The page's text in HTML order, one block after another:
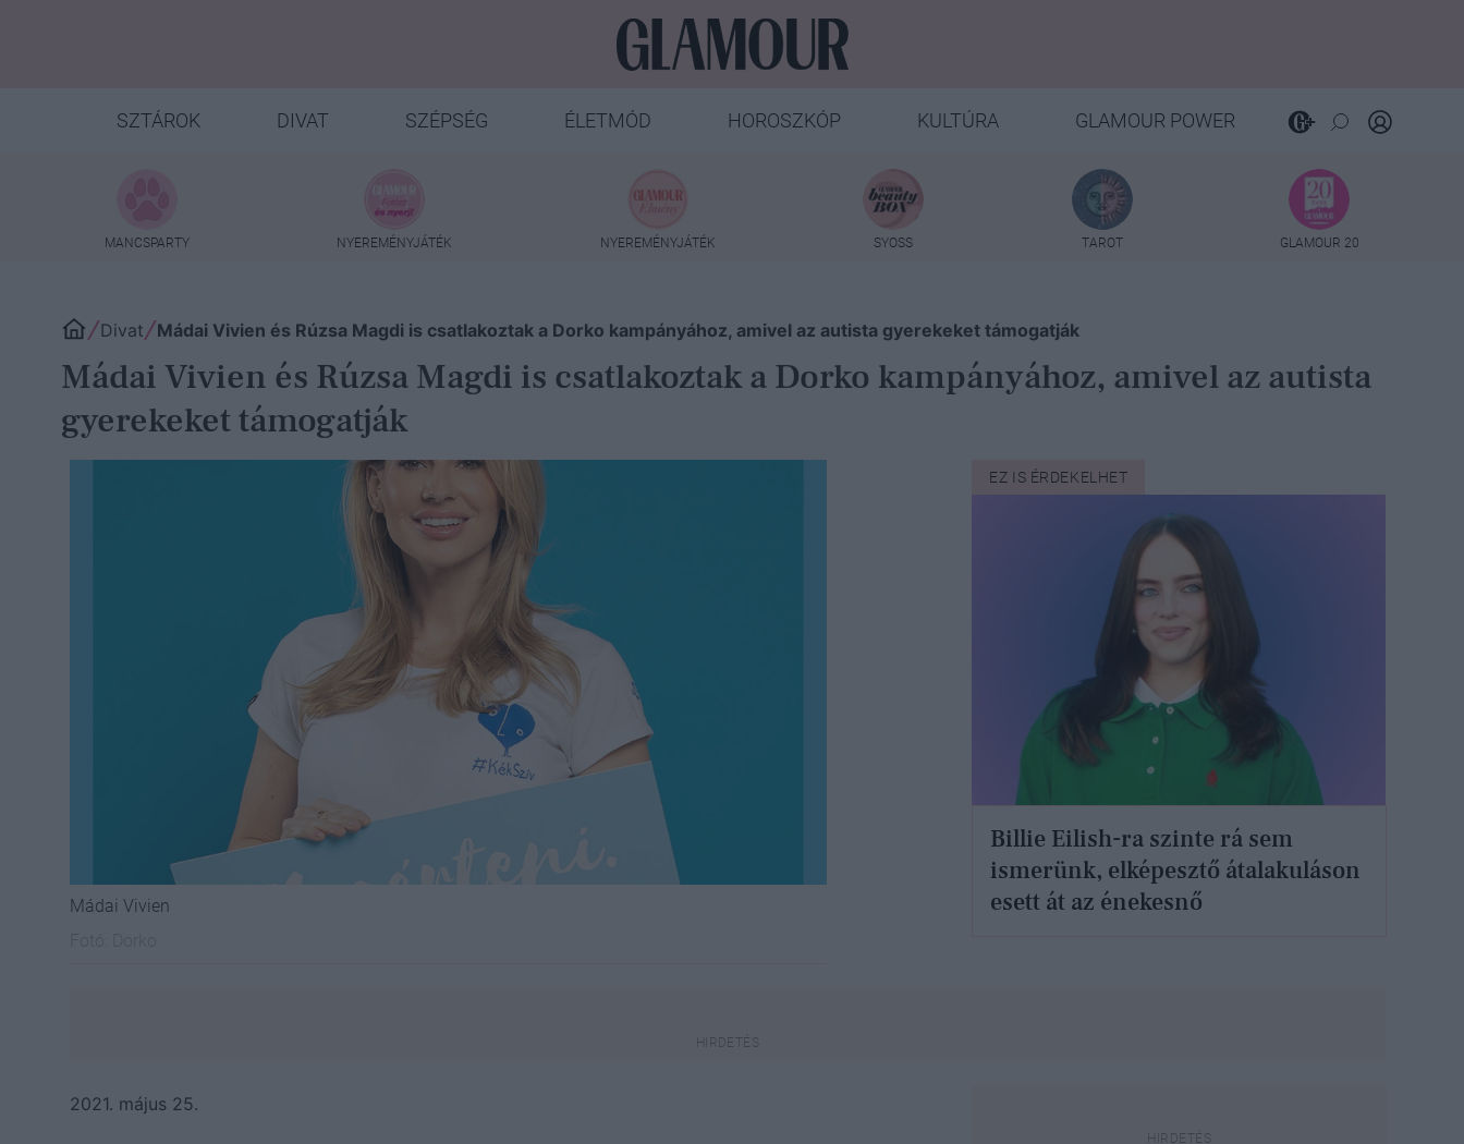
SZTÁROK DIVAT SZÉPSÉG ÉLETMÓD HOROSZKÓP KULTÚRA GLAMOUR POWER
MANCSPARTY NYEREMÉNYJÁTÉK NYEREMÉNYJÁTÉK SYOSS TAROT GLAMOUR 20
Divat Mádai Vivien és Rúzsa Magdi is csatlakoztak a Dorko kampányához, amivel az autista gyerekeket támogatják
Mádai Vivien és Rúzsa Magdi is csatlakoztak a Dorko kampányához, amivel az autista
gyerekeket támogatják
Mádai Vivien
EZ IS ÉRDEKELHET
Billie Eilish-ra szinte rá sem
ismerünk, elképesztő átalakuláson
esett át az énekesnő
2021. május 25.